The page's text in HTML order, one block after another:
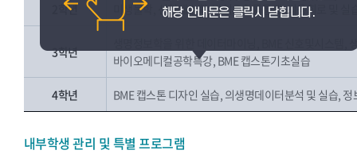
2학년 미생물학, 선형대수학, 바이오확률통계, 의용회로 및
3학년
바이오메디컬공학특강, BME 캡스톤기초실습
4학년 BME 캡스톤 디자인 실습, 의생명데이터분석 및 실습,
내부학생 관리 및 특별 프로그램